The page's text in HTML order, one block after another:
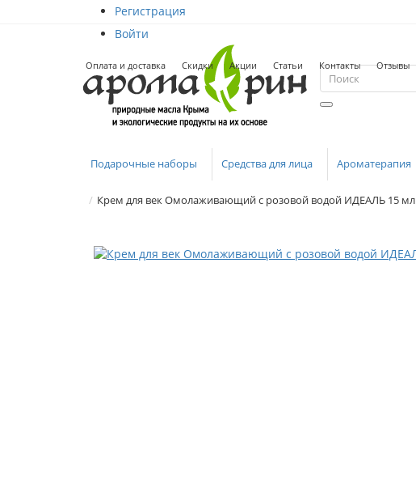
Регистрация
Войти
Оплата и доставка Скидки Акции Статьи Контакты Отзывы
Подарочные наборы Средства для лица Ароматерапия
Крем для век Омолаживающий с розовой водой ИДЕАЛЬ 15 мл